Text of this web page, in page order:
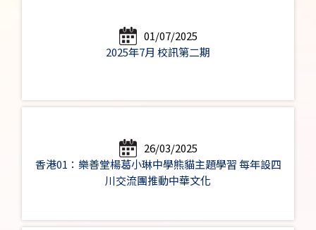
01/07/2025
2025年7月 校訊第二期
26/03/2025
香港01：樂善堂楊葛小琳中學熊貓主題學習 每年設四
川交流團推動中華文化